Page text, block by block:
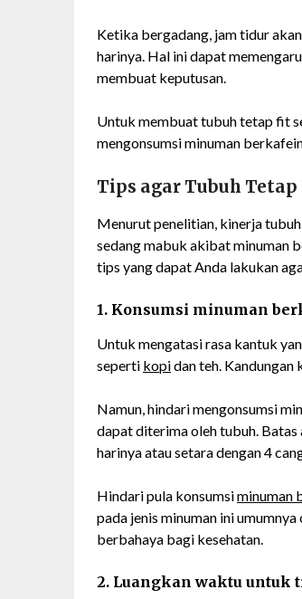
Ketika bergadang, jam tidur
harinya. Hal ini dapat
membuat keputusan.
Untuk membuat tubuh tetap fit
mengonsumsi minuman
Tips agar Tubuh
Menurut penelitian, kinerja
sedang mabuk akibat minuman
tips yang dapat Anda lakukan
1. Konsumsi minuman
Untuk mengatasi rasa kantuk
seperti kopidan teh. Kandungan
Namun, hindari mengonsumsi
dapat diterima oleh tubuh. Batas
harinya atau setara dengan 4
Hindari pula konsumsiminuman
pada jenis minuman ini
berbahaya bagi kesehatan.
2. Luangkan waktu untuk